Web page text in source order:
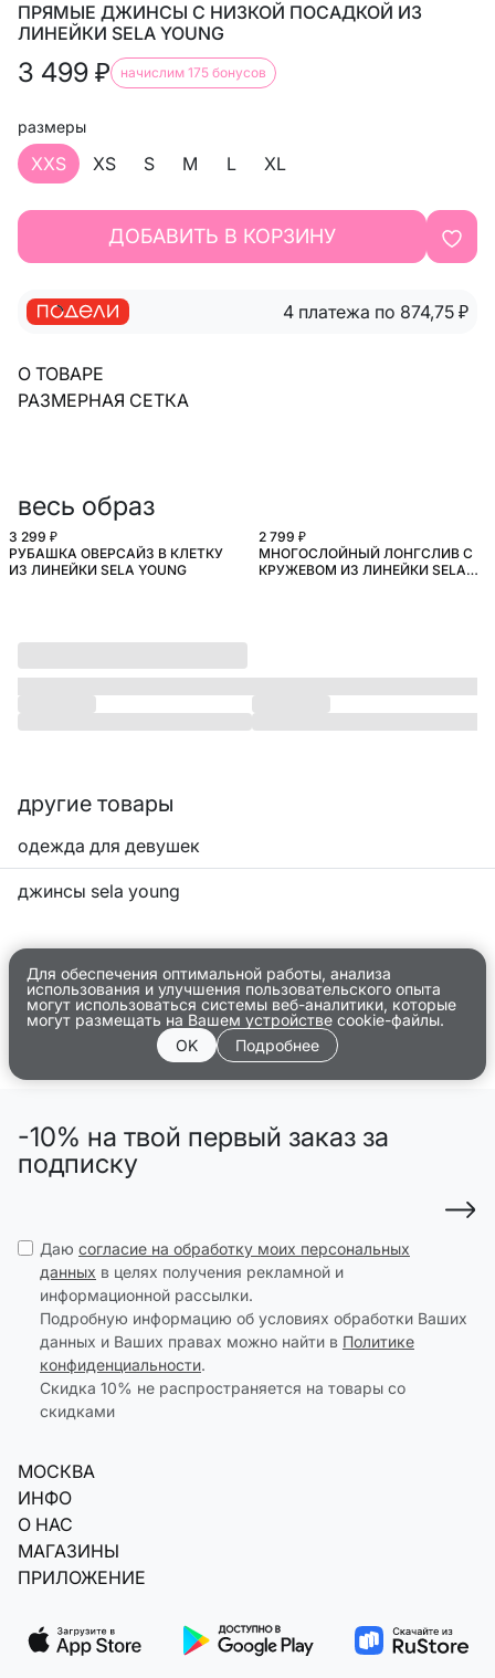
ПРЯМЫЕ ДЖИНСЫ С НИЗКОЙ ПОСАДКОЙ ИЗ
ЛИНЕЙКИ SELA YOUNG
3 499 ₽ начислим 175 бонусов
размеры
XXS XS S M L XL
ДОБАВИТЬ В КОРЗИНУ
4 платежа по 874,75 ₽
О ТОВАРЕ
РАЗМЕРНАЯ СЕТКА
весь образ
3 299 ₽
РУБАШКА ОВЕРСАЙЗ В КЛЕТКУ
ИЗ ЛИНЕЙКИ SELA YOUNG
2 799 ₽
МНОГОСЛОЙНЫЙ ЛОНГСЛИВ С
КРУЖЕВОМ ИЗ ЛИНЕЙКИ SELA
другие товары
одежда для девушек
джинсы sela young
Для обеспечения оптимальной работы, анализа
использования и улучшения пользовательского опыта
могут использоваться системы веб-аналитики, которые
могут размещать на Вашем устройстве cookie-файлы.
OK
Подробнее
-10% на твой первый заказ за
подписку
Даю согласие на обработку моих персональных
данных в целях получения рекламной и
информационной рассылки.
Подробную информацию об условиях обработки Ваших
данных и Ваших правах можно найти в Политике
конфиденциальности.
Скидка 10% не распространяется на товары со
скидками
МОСКВА
ИНФО
О НАС
МАГАЗИНЫ
ПРИЛОЖЕНИЕ